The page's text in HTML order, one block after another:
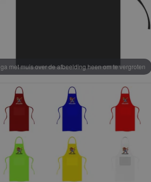
ga met muis over de afbeelding heen om te vergroten